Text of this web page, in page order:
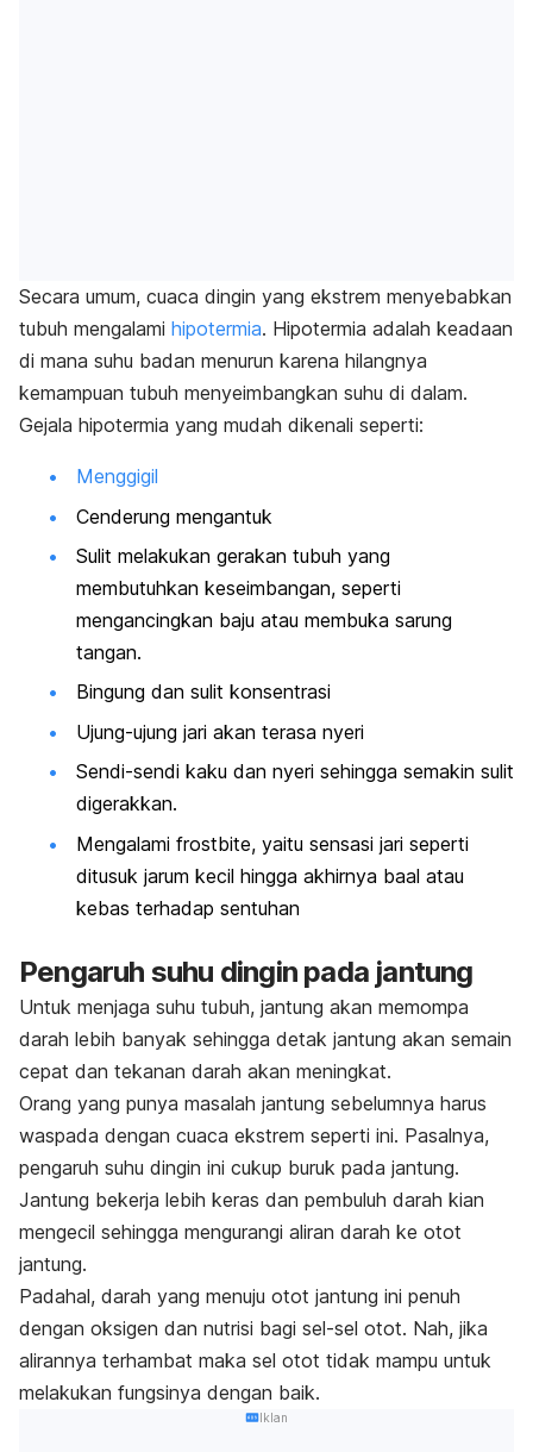
Secara umum, cuaca dingin yang ekstrem menyebabkan
tubuh mengalami hipotermia. Hipotermia adalah keadaan
di mana suhu badan menurun karena hilangnya
kemampuan tubuh menyeimbangkan suhu di dalam.
Gejala hipotermia yang mudah dikenali seperti:
Menggigil
Cenderung mengantuk
Sulit melakukan gerakan tubuh yang
membutuhkan keseimbangan, seperti
mengancingkan baju atau membuka sarung
tangan.
Bingung dan sulit konsentrasi
Ujung-ujung jari akan terasa nyeri
Sendi-sendi kaku dan nyeri sehingga semakin sulit
digerakkan.
Mengalami frostbite, yaitu sensasi jari seperti
ditusuk jarum kecil hingga akhirnya baal atau
kebas terhadap sentuhan
Pengaruh suhu dingin pada jantung
Untuk menjaga suhu tubuh, jantung akan memompa
darah lebih banyak sehingga detak jantung akan semain
cepat dan tekanan darah akan meningkat.
Orang yang punya masalah jantung sebelumnya harus
waspada dengan cuaca ekstrem seperti ini. Pasalnya,
pengaruh suhu dingin ini cukup buruk pada jantung.
Jantung bekerja lebih keras dan pembuluh darah kian
mengecil sehingga mengurangi aliran darah ke otot
jantung.
Padahal, darah yang menuju otot jantung ini penuh
dengan oksigen dan nutrisi bagi sel-sel otot. Nah, jika
alirannya terhambat maka sel otot tidak mampu untuk
melakukan fungsinya dengan baik.
Iklan